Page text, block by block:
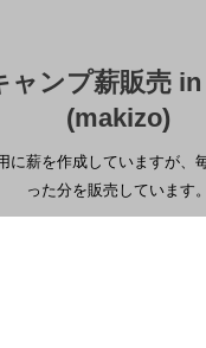
ャンプ薪販売
(makizo)
に薪を作成していますが、
った分を販売しています。